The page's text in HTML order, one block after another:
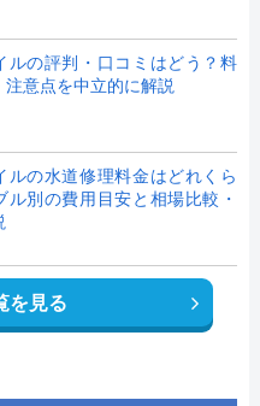
ルの評判・口コミはどう？料
注意点を中立的に解説
ルの水道修理料金はどれくら
ル別の費用目安と相場比較・
を見る